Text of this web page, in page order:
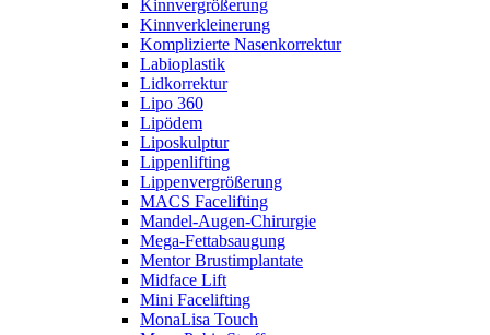
Kinnvergrößerung
Kinnverkleinerung
Komplizierte Nasenkorrektur
Labioplastik
Lidkorrektur
Lipo 360
Lipödem
Liposkulptur
Lippenlifting
Lippenvergrößerung
MACS Facelifting
Mandel-Augen-Chirurgie
Mega-Fettabsaugung
Mentor Brustimplantate
Midface Lift
Mini Facelifting
MonaLisa Touch